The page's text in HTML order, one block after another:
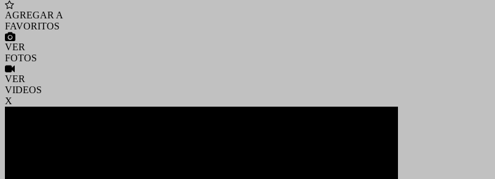
AGREGAR A
FAVORITOS
VER
FOTOS
VER
VIDEOS
X